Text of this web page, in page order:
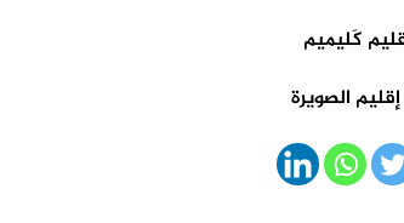
كَليميم
الصويرة